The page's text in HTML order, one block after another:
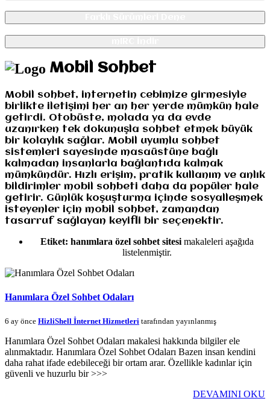
Mobil Sohbet
Mobil sohbet, internetin cebimize girmesiyle
birlikte iletişimi her an her yerde mümkün hale
getirdi. Otobüste, molada ya da evde
uzanırken tek dokunuşla sohbet etmek büyük
bir kolaylık sağlar. Mobil uyumlu sohbet
sistemleri sayesinde masaüstüne bağlı
kalmadan insanlarla bağlantıda kalmak
mümkündür. Hızlı erişim, pratik kullanım ve anlık
bildirimler mobil sohbeti daha da popüler hale
getirir. Günlük koşuşturma içinde sosyalleşmek
isteyenler için mobil sohbet, zamandan
tasarruf sağlayan keyifli bir seçenektir.
Etiket: hanımlara özel sohbet sitesi makaleleri aşağıda
listelenmiştir.
Hanımlara Özel Sohbet Odaları
6 ay önce HizliShell İnternet Hizmetleri tarafından yayınlanmış
Hanımlara Özel Sohbet Odaları makalesi hakkında bilgiler ele
alınmaktadır. Hanımlara Özel Sohbet Odaları Bazen insan kendini
daha rahat ifade edebileceği bir ortam arar. Özellikle kadınlar için
güvenli ve huzurlu bir >>>
DEVAMINI OKU